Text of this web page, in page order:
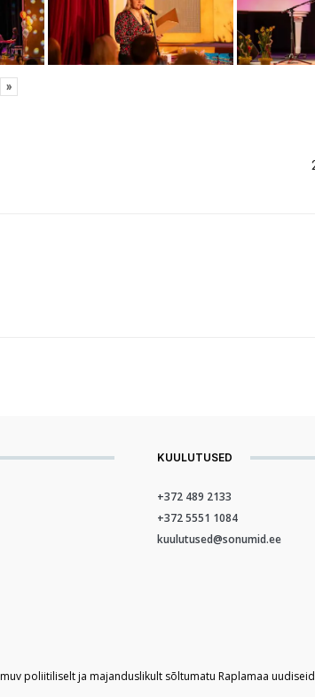
»
KUULUTUSED
+372 489 2133
+372 5551 1084
kuulutused@sonumid.ee
poliitiliselt ja majanduslikult sõltumatu Raplamaa